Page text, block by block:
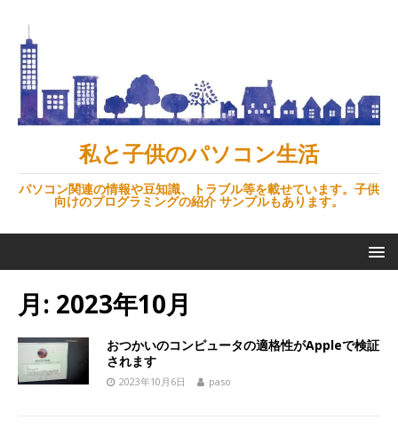
私と子供のパソコン生活
パソコン関連の情報や豆知識、トラブル等を載せています。子供
向けのプログラミングの紹介 サンプルもあります。
月: 2023年10月
おつかいのコンピュータの適格性がAppleで検証
されます
2023年10月6日 paso